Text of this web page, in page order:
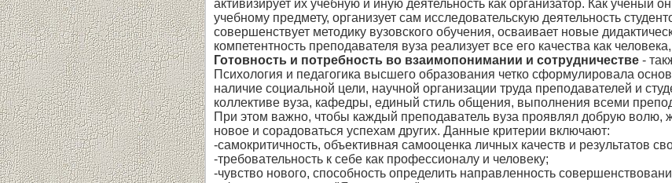
активизирует их учебную и иную деятельность как организатор. Как
учебному предмету, организует сам исследовательскую деятельность
совершенствует методику вузовского обучения, осваивает новые
компетентность преподавателя вуза реализует все его качества как
Готовность и потребность во взаимопонимании и сотрудничестве -
Психология и педагогика высшего образования четко сформулировала
наличие социальной цели, научной организации труда преподавателей и
коллективе вуза, кафедры, единый стиль общения, выполнения всеми
При этом важно, чтобы каждый преподаватель вуза проявлял добрую волю,
новое и сорадоваться успехам других. Данные критерии включают:
-самокритичность, объективная самооценка личных качеств и результатов
-требовательность к себе как профессионалу и человеку;
-чувство нового, способность определить направленность